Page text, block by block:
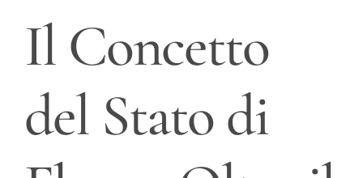
Il Concetto
del Stato di